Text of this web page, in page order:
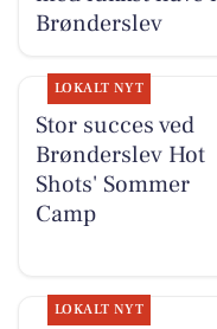
Brønderslev
LOKALT NYT
Stor succes ved
Brønderslev Hot
Shots' Sommer
Camp
LOKALT NYT